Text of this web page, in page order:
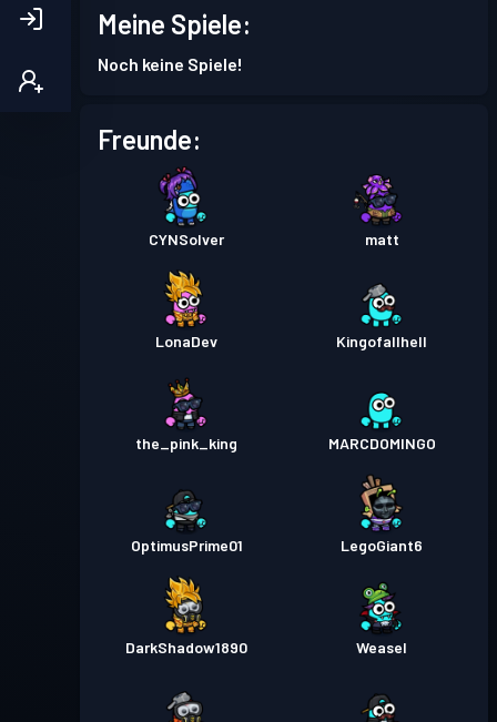
Meine Spiele:
Noch keine Spiele!
Freunde:
CYNSolver matt
LonaDev Kingofallhell
the_pink_king MARCDOMINGO
OptimusPrime01 LegoGiant6
DarkShadow1890 Weasel